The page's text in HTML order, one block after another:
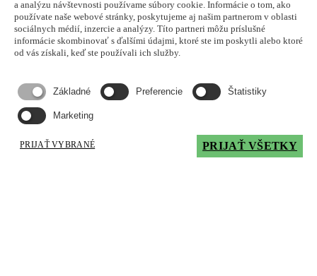
príslušnej aplikácii. Iba potom je možné zvoliť optimálne mazivo a
optimálny mazací systém.
Kontaktujte nás, aby sme vám poradili, aké mazivo je vhodné pre
Mám záujem o produkt
Produkt:
Email
a analýzu návštevnosti používame súbory cookie. Informácie o tom, ako
používate naše webové stránky, poskytujeme aj našim partnerom v oblasti
sociálnych médií, inzercie a analýzy. Títo partneri môžu príslušné
informácie skombinovať s ďalšími údajmi, ktoré ste im poskytli alebo ktoré
od vás získali, keď ste používali ich služby.
Základné Preferencie Štatistiky
Marketing
PRIJAŤ VYBRANÉ PRIJAŤ VŠETKY